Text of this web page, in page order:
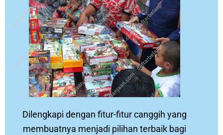
Dilengkapi dengan fitur-fitur canggih yang
membuatnya menjadi pilihan terbaik bagi